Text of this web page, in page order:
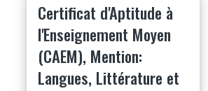
Certificat d'Aptitude à
l'Enseignement Moyen
(CAEM), Mention:
Langues, Littérature et